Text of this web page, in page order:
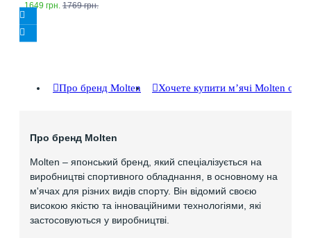
1649 грн. 1769 грн.
Про бренд Molten Хочете купити мʼячі Molten
Про бренд Molten
Molten – японський бренд, який спеціалізується на
виробництві спортивного обладнання, в основному на
м'ячах для різних видів спорту. Він відомий своєю
високою якістю та інноваційними технологіями, які
застосовуються у виробництві.